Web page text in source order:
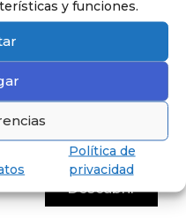
y funciones.
Política de
privacidad
Descubrir